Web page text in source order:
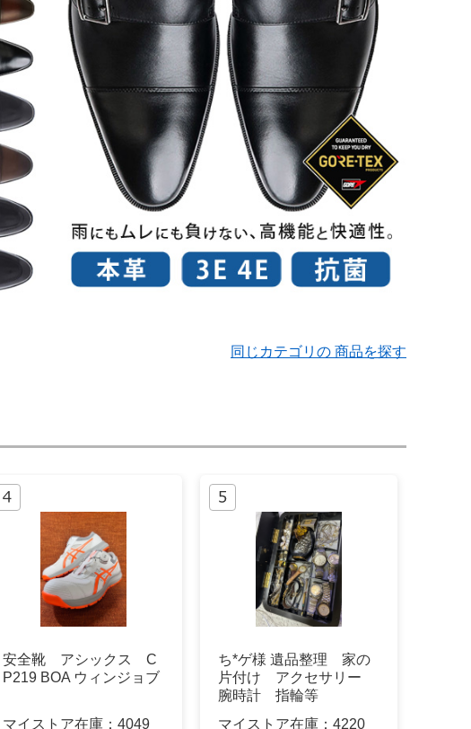
同じカテゴリの 商品を探す
安全靴 アシックス C
P219 BOA ウィンジョブ
マイストア在庫： 4049
ち*ゲ様 遺品整理 家の
片付け アクセサリー
腕時計 指輪等
マイストア在庫： 4220